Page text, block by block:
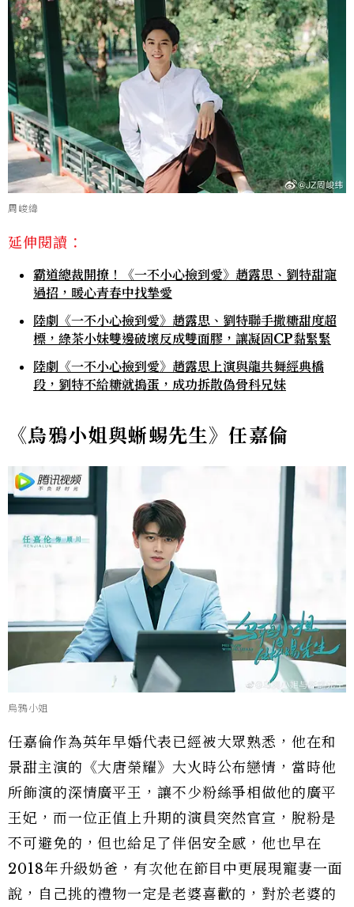
周峻緯
延伸閱讀：
霸道總裁開撩！《一不小心撿到愛》趙露思、劉特甜寵
過招，暖心青春中找摯愛
陸劇《一不小心撿到愛》趙露思、劉特聯手撒糖甜度超
標，綠茶小妹雙邊破壞反成雙面膠，讓凝固CP黏緊緊
陸劇《一不小心撿到愛》趙露思上演與龍共舞經典橋
段，劉特不給糖就搗蛋，成功拆散偽骨科兄妹
《烏鴉小姐與蜥蜴先生》任嘉倫
烏鴉小姐
任嘉倫作為英年早婚代表已經被大眾熟悉，他在和
景甜主演的《大唐榮耀》大火時公布戀情，當時他
所飾演的深情廣平王，讓不少粉絲爭相做他的廣平
王妃，而一位正值上升期的演員突然官宣，脫粉是
不可避免的，但也給足了伴侶安全感，他也早在
2018年升級奶爸，有次他在節目中更展現寵妻一面
說，自己挑的禮物一定是老婆喜歡的，對於老婆的